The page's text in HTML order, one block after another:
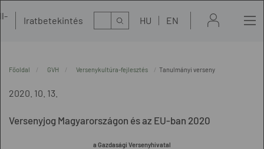
Iratbetekintés Kereső HU EN
Főoldal GVH Versenykultúra-fejlesztés Tanulmányi verseny
2020. 10. 13.
Versenyjog Magyarországon és az EU-ban 2020
a Gazdasági Versenyhivatal